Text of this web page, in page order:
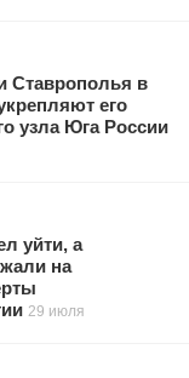
Ставрополья в
его
узла Юга России
уйти, а
на
29 июля